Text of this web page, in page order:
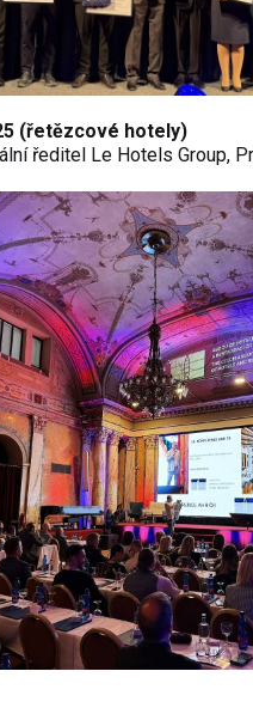
(řetězcové hotely)
ředitel Le Hotels Group,